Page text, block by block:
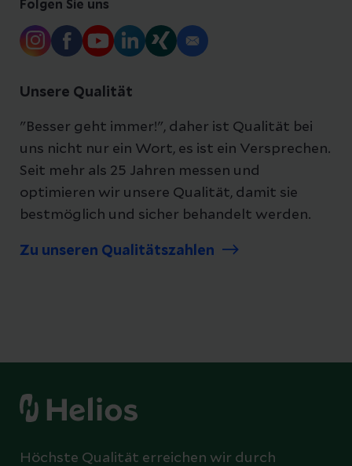
Folgen Sie uns
Unsere Qualität
"Besser geht immer!", daher ist Qualität bei
uns nicht nur ein Wort, es ist ein Versprechen.
Seit mehr als 25 Jahren messen und
optimieren wir unsere Qualität, damit sie
bestmöglich und sicher behandelt werden.
Zu unseren Qualitätszahlen
Höchste Qualität erreichen wir durch